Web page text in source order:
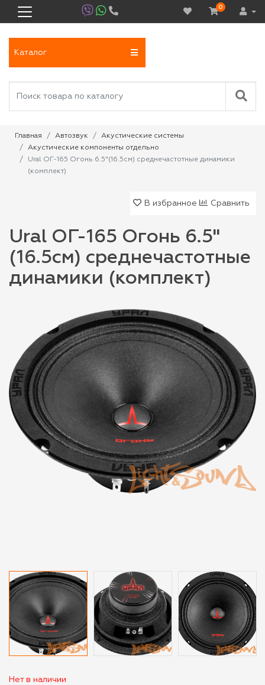
0
Каталог
Главная Автозвук
Акустические системы
Акустические компоненты отдельно
Ural ОГ-165 Огонь 6.5"(16.5см) среднечастотные динамики
(комплект)
В избранное Сравнить
Ural ОГ-165 Огонь 6.5"
(16.5см) среднечастотные
динамики (комплект)
Нет в наличии